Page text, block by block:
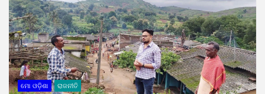
ମୋ ଓଡ଼ିଶା ରାଜନୀତି